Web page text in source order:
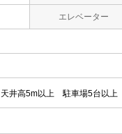
エレベーター
天井高5m以上 駐車場5台以上